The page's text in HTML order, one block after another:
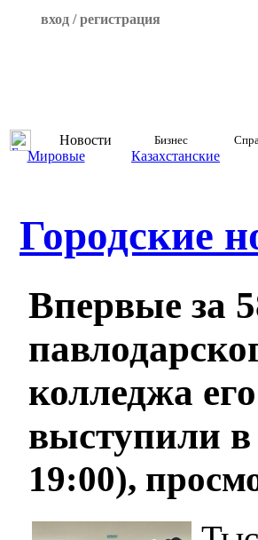
вход / регистрация
Новости Бизнес
Мировые Казахстанские
Городские
Впервые за
колледжа
выступили
19:00),